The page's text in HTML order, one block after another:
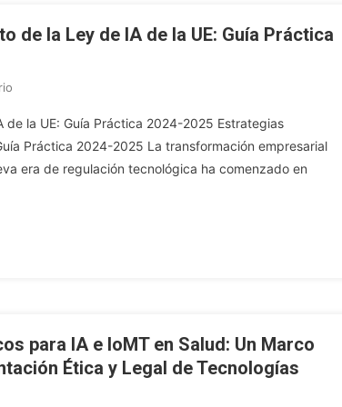
de la Ley de IA de la UE: Guía Práctica
Integrales
Para
El
UE:
Guía
la UE: Guía Práctica 2024-2025 Estrategias
Práctica 2024-2025 La transformación empresarial
era de regulación tecnológica ha comenzado en
para IA e IoMT en Salud: Un Marco
Ética y Legal de Tecnologías